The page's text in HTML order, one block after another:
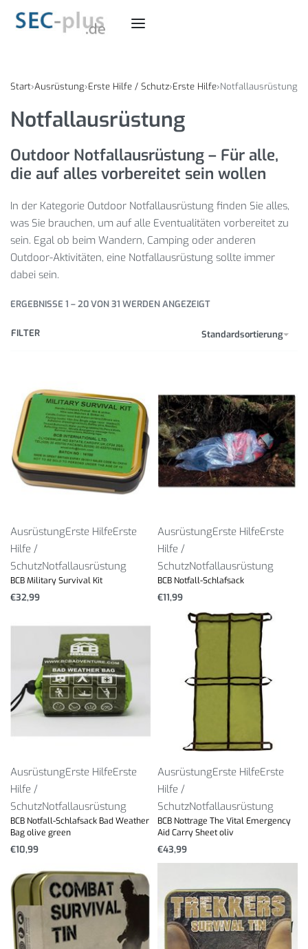
Start›Ausrüstung›Erste Hilfe / Schutz›Erste Hilfe›Notfallausrüstung
Notfallausrüstung
Outdoor Notfallausrüstung – Für alle,
die auf alles vorbereitet sein wollen
In der Kategorie Outdoor Notfallausrüstung finden Sie alles,
was Sie brauchen, um auf alle Eventualitäten vorbereitet zu
sein. Egal ob beim Wandern, Camping oder anderen
Outdoor-Aktivitäten, eine Notfallausrüstung sollte immer
dabei sein.
ERGEBNISSE 1 – 20 VON 31 WERDEN ANGEZEIGT
Standardsortierung
FILTER
AusrüstungErste HilfeErste
Hilfe /
SchutzNotfallausrüstung
BCB Military Survival Kit
€32,99
AusrüstungErste HilfeErste
Hilfe /
SchutzNotfallausrüstung
BCB Notfall-Schlafsack
€11,99
AusrüstungErste HilfeErste
Hilfe /
SchutzNotfallausrüstung
BCB Notfall-Schlafsack Bad Weather
Bag olive green
€10,99
AusrüstungErste HilfeErste
Hilfe /
SchutzNotfallausrüstung
BCB Nottrage The Vital Emergency
Aid Carry Sheet oliv
€43,99